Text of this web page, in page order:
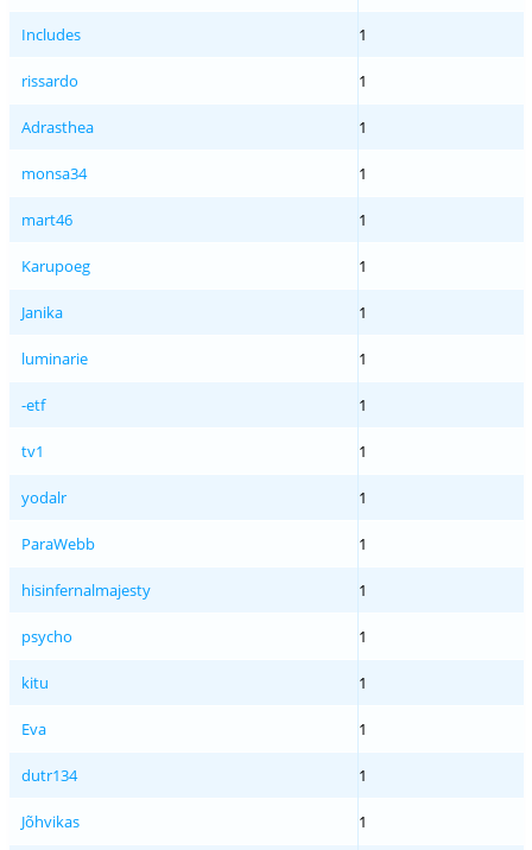
Includes 1
rissardo 1
Adrasthea 1
monsa34 1
mart46 1
Karupoeg 1
Janika 1
luminarie 1
-etf 1
tv1 1
yodalr 1
ParaWebb 1
hisinfernalmajesty 1
psycho 1
kitu 1
Eva 1
dutr134 1
Jõhvikas 1